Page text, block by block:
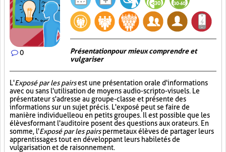
0
Présentation pour mieux comprendre et
vulgariser
L'Exposé par les pairsest une présentation orale d'informations
avec ou sans l'utilisation de moyens audio-scripto-visuels. Le
présentateur s'adresse au groupe-classe et présente des
informations sur un sujet précis. L'exposé peut se faire de
manière individuelle ou en petits groupes. Il est possible que les
élèves formant l'auditoire posent des questions aux orateurs. En
somme, l'Exposé par les pairspermet aux élèves de partager leurs
apprentissages tout en développant leurs habiletés de
vulgarisation et de raisonnement.